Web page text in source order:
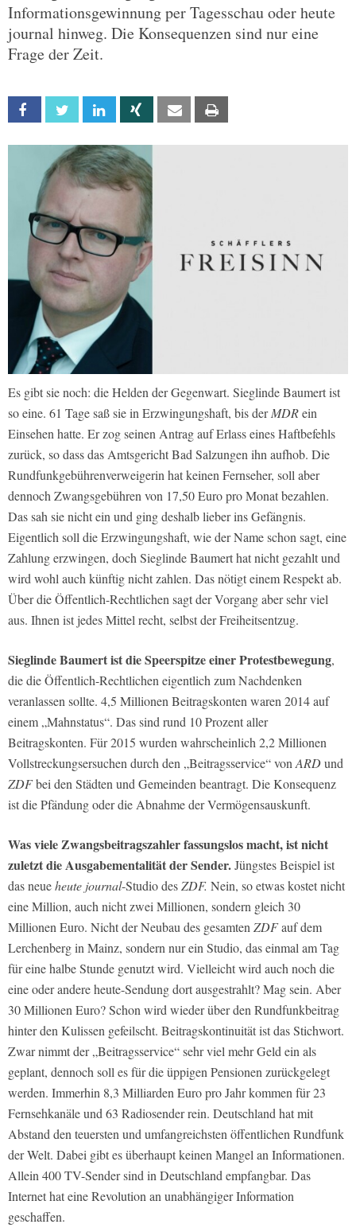
Informationsgewinnung per Tagesschau oder heute
journal hinweg. Die Konsequenzen sind nur eine
Frage der Zeit.
Facebook Twitter Linkedin Xing Email
Es gibt sie noch: die Helden der Gegenwart. Sieglinde Baumert ist
so eine. 61 Tage saß sie in Erzwingungshaft, bis derMDRein
Einsehen hatte. Er zog seinen Antrag auf Erlass eines Haftbefehls
zurück, so dass das Amtsgericht Bad Salzungen ihn aufhob. Die
Rundfunkgebührenverweigerin hat keinen Fernseher, soll aber
dennoch Zwangsgebühren von 17,50 Euro pro Monat bezahlen.
Das sah sie nicht ein und ging deshalb lieber ins Gefängnis.
Eigentlich soll die Erzwingungshaft, wie der Name schon sagt, eine
Zahlung erzwingen, doch Sieglinde Baumert hat nicht gezahlt und
wird wohl auch künftig nicht zahlen. Das nötigt einem Respekt ab.
Über die Öffentlich-Rechtlichen sagt der Vorgang aber sehr viel
aus. Ihnen ist jedes Mittel recht, selbst der Freiheitsentzug.
Sieglinde Baumert ist die Speerspitze einer Protestbewegung,
die die Öffentlich-Rechtlichen eigentlich zum Nachdenken
veranlassen sollte. 4,5 Millionen Beitragskonten waren 2014 auf
einem „Mahnstatus“. Das sind rund 10 Prozent aller
Beitragskonten. Für 2015 wurden wahrscheinlich 2,2 Millionen
Vollstreckungsersuchen durch den „Beitragsservice“ von ARDund
ZDFbei den Städten und Gemeinden beantragt. Die Konsequenz
ist die Pfändung oder die Abnahme der Vermögensauskunft.
Was viele Zwangsbeitragszahler fassungslos macht, ist nicht
zuletzt die Ausgabementalität der Sender.Jüngstes Beispiel ist
das neueheute journal-Studio desZDF. Nein, so etwas kostet nicht
eine Million, auch nicht zwei Millionen, sondern gleich 30
Millionen Euro. Nicht der Neubau des gesamten ZDFauf dem
Lerchenberg in Mainz, sondern nur ein Studio, das einmal am Tag
für eine halbe Stunde genutzt wird. Vielleicht wird auch noch die
eine oder andere heute-Sendung dort ausgestrahlt? Mag sein. Aber
30 Millionen Euro? Schon wird wieder über den Rundfunkbeitrag
hinter den Kulissen gefeilscht. Beitragskontinuität ist das Stichwort.
Zwar nimmt der „Beitragsservice“ sehr viel mehr Geld ein als
geplant, dennoch soll es für die üppigen Pensionen zurückgelegt
werden. Immerhin 8,3 Milliarden Euro pro Jahr kommen für 23
Fernsehkanäle und 63 Radiosender rein. Deutschland hat mit
Abstand den teuersten und umfangreichsten öffentlichen Rundfunk
der Welt. Dabei gibt es überhaupt keinen Mangel an Informationen.
Allein 400 TV-Sender sind in Deutschland empfangbar. Das
Internet hat eine Revolution an unabhängiger Information
geschaffen.